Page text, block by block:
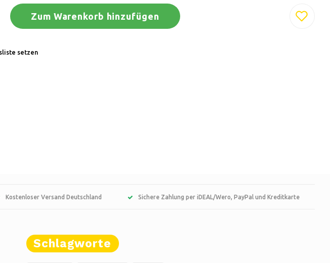
Zum Warenkorb hinzufügen
setzen
Kostenloser Versand Deutschland Sichere Zahlung per iDEAL/Wero, PayPal und Kreditkarte
Schlagworte